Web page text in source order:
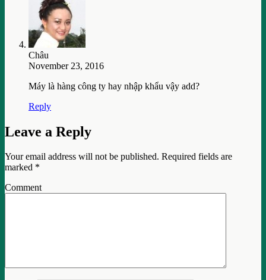
Châu
November 23, 2016
Máy là hàng công ty hay nhập khẩu vậy add?
Reply
Leave a Reply
Your email address will not be published. Required fields are
marked *
Comment